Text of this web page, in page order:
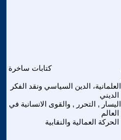
كتابات ساخرة
العلمانية، الدين السياسي ونقد الفكر
الديني
اليسار , التحرر , والقوى الانسانية في
العالم
الحركة العمالية والنقابية